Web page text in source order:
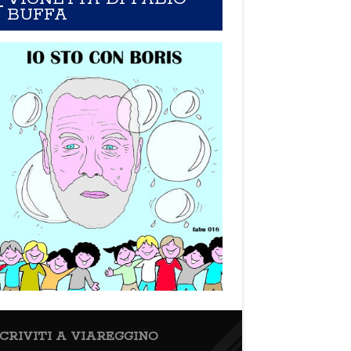
BUFFA
A VIAREGGINO